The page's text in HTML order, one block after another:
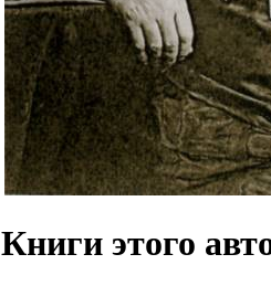
Книги этого